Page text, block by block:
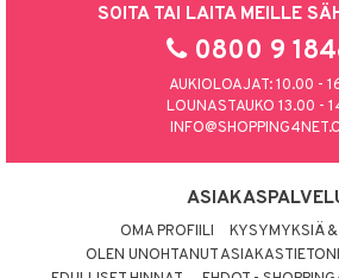
SOITA TAI LAITA MEILLE
0800 9
AUKIOLOAJAT: 10.00 -
LOUNASTAUKO 13.00 -
OMA PROFIILI
KYSYMYKSIÄ
OLEN UNOHTANUT ASIAKASTIETONI